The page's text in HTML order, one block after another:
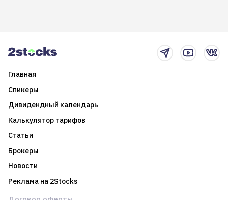
Главная
Спикеры
Дивидендный календарь
Калькулятор тарифов
Статьи
Брокеры
Новости
Реклама на 2Stocks